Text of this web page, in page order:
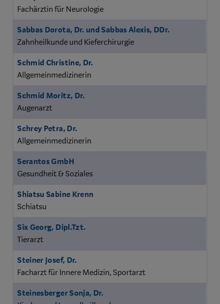
Fachärztin für Neurologie
Sabbas Dorota, Dr. und Sabbas Alexis, DDr.
Zahnheilkunde und Kieferchirurgie
Schmid Christine, Dr.
Allgemeinmedizinerin
Schmid Moritz, Dr.
Augenarzt
Schrey Petra, Dr.
Allgemeinmedizinerin
Serantos GmbH
Gesundheit & Soziales
Shiatsu Sabine Krenn
Schiatsu
Six Georg, Dipl.Tzt.
Tierarzt
Steiner Josef, Dr.
Facharzt für Innere Medizin, Sportarzt
Steinesberger Sonja, Dr.